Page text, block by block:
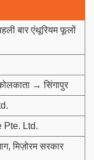
बार एंथूरियम फूलों
→ सिंगापुर
Pte. Ltd.
मिज़ोरम सरकार